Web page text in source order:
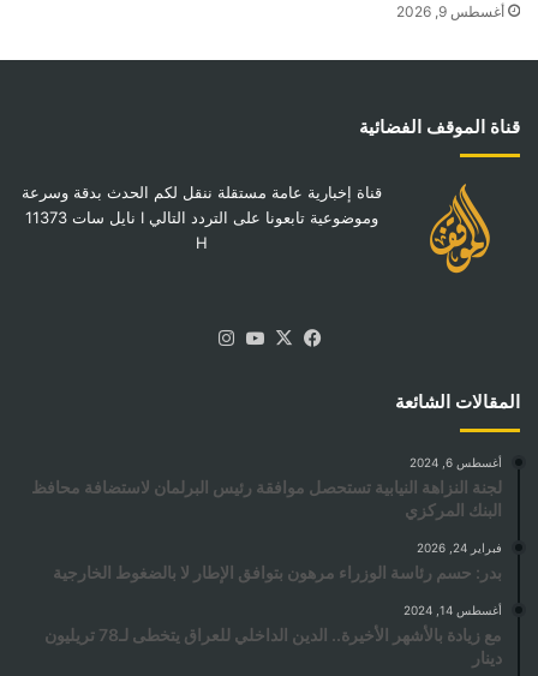
أغسطس 9, 2026
قناة الموقف الفضائية
قناة إخبارية عامة مستقلة ننقل لكم الحدث بدقة وسرعة
وموضوعية تابعونا على التردد التالي I نايل سات 11373
H
فيسبوك
‫X
‫YouTube
المقالات الشائعة
أغسطس 6, 2024
لجنة النزاهة النيابية تستحصل موافقة رئيس البرلمان لاستضافة محافظ
البنك المركزي
فبراير 24, 2026
بدر: حسم رئاسة الوزراء مرهون بتوافق الإطار لا بالضغوط الخارجية
أغسطس 14, 2024
مع زيادة بالأشهر الأخيرة.. الدين الداخلي للعراق يتخطى لـ78 تريليون
دينار